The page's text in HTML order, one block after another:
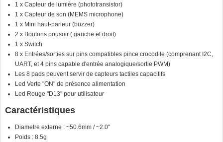
1 x Capteur de lumière (phototransistor)
1 x Capteur de son (MEMS microphone)
1 x Mini haut-parleur (buzzer)
2 x Boutons pousoir ( gauche et droit)
1 x Switch
8 x Entrées/sorties sur pins compatibles pince crocodile (comprenant I2C,
UART, et 4 pins capable d'entrée analogique/sortie PWM)
Les 8 pads peuvent servir de capteurs tactiles capacitifs
Led Verte "ON" de présence alimentation
Led Rouge "D13" pour utilisateur
Caractéristiques
Diametre externe : ~50.6mm / ~2.0"
Poids : 8.5g